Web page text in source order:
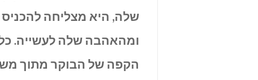
שלה, היא מצליחה
ומהאהבה שלה לעשייה.
הקפה של הבוקר מתוך